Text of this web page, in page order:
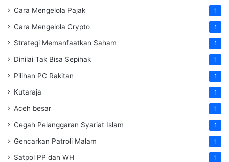
Cara Mengelola Pajak 1
Cara Mengelola Crypto 1
Strategi Memanfaatkan Saham 1
Dinilai Tak Bisa Sepihak 1
Pilihan PC Rakitan 1
Kutaraja 1
Aceh besar 1
Cegah Pelanggaran Syariat Islam 1
Gencarkan Patroli Malam 1
Satpol PP dan WH 1